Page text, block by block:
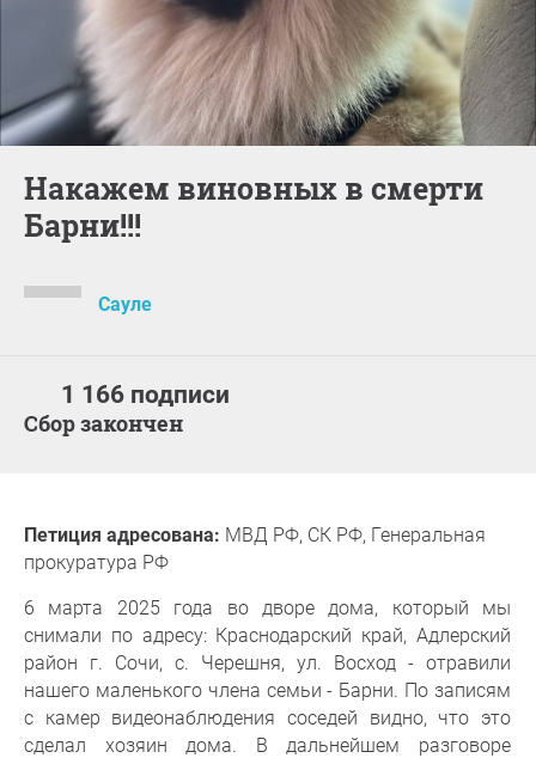
Накажем виновных в смерти
Барни!!!
Сауле
1 166 подписи
Сбор закончен
Петиция адресована: МВД РФ, СК РФ, Генеральная
прокуратура РФ
6 марта 2025 года во дворе дома, который мы
снимали по адресу: Краснодарский край, Адлерский
район г. Сочи, с. Черешня, ул. Восход - отравили
нашего маленького члена семьи - Барни. По записям
с камер видеонаблюдения соседей видно, что это
сделал хозяин дома. В дальнейшем разговоре